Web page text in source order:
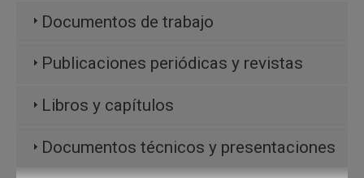
Documentos de trabajo
Publicaciones periódicas y revistas
Libros y capítulos
Documentos técnicos y presentaciones